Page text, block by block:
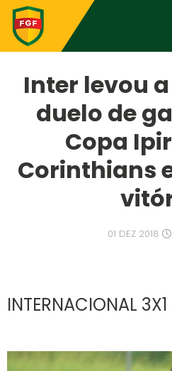
Inter levou
duelo de
Copa
Corinthians
01 DEZ 2018
INTERNACIONAL